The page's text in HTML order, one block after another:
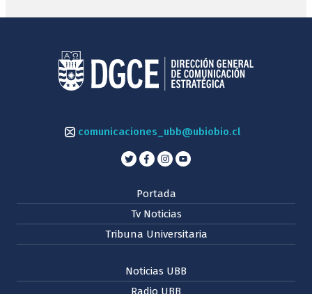
comunicaciones_ubb@ubiobio.cl
Portada
Tv Noticias
Tribuna Universitaria
Noticias UBB
Radio UBB